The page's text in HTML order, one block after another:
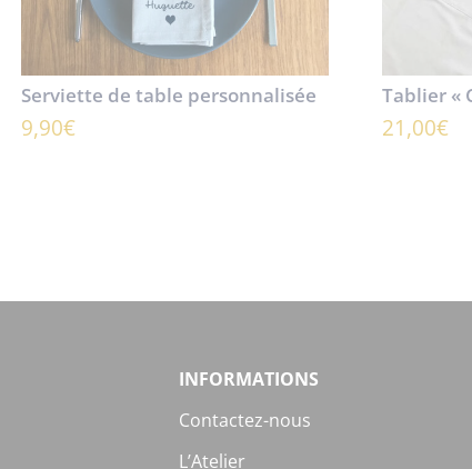
Serviette de table personnalisée
9,90€
Tablier «
21,00€
INFORMATIONS
Contactez-nous
L’Atelier